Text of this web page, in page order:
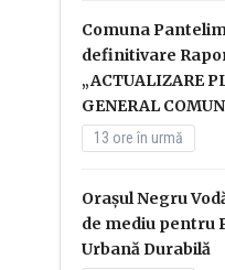
Comuna
definitivare
„ACTUALIZARE
GENERAL
13 ore în urmă
Orașul Negru
de mediu pentru
Urbană Durabilă